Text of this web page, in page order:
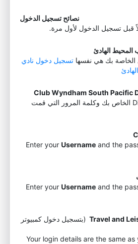
نصائح تسجيل الدخول
قبل تسجيل الدخول لأول مرة.
المحيط الهادئ
بك هي نفسها تسجيل دخول نادي
Club Wyndham South Pacific
أدخل معرف Discovery الخاص بك وكلمة المرور التي قمت
Enter your Username and the
Enter your Username and the
Travel and (بتسجيل دخول كمبيوتر
Your login details are the same